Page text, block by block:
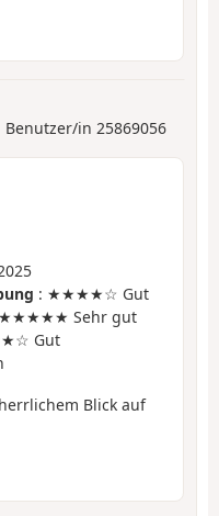
Benutzer/in 25869056
: ★★★★☆ Gut
Sehr gut
Gut
Blick auf